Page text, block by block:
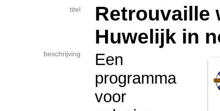
titel
Retrouvaille
Huwelijk in
beschrijving
Een
programma
voor